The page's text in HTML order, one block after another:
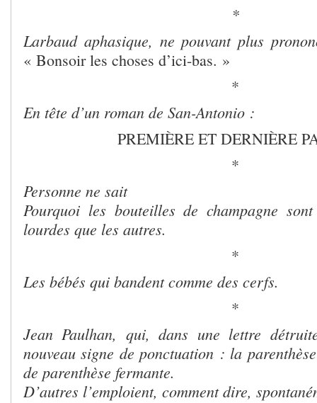
*
Larbaud aphasique, ne pouvant plus
« Bonsoir les choses d’ici-bas. »
*
En tête d’un roman de San-Antonio :
PREMIÈRE ET DERNIÈRE
*
Personne ne sait
Pourquoi les bouteilles de champagne
lourdes que les autres.
*
Les bébés qui bandent comme des cerfs.
*
Jean Paulhan, qui, dans une lettre
nouveau signe de ponctuation : la
de parenthèse fermante.
D’autres l’emploient, comment dire,